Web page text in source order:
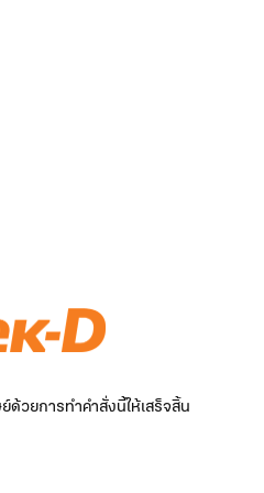
วยการทำคำสั่งนี้ให้เสร็จสิ้น